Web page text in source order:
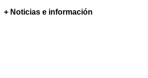
+ Noticias e información